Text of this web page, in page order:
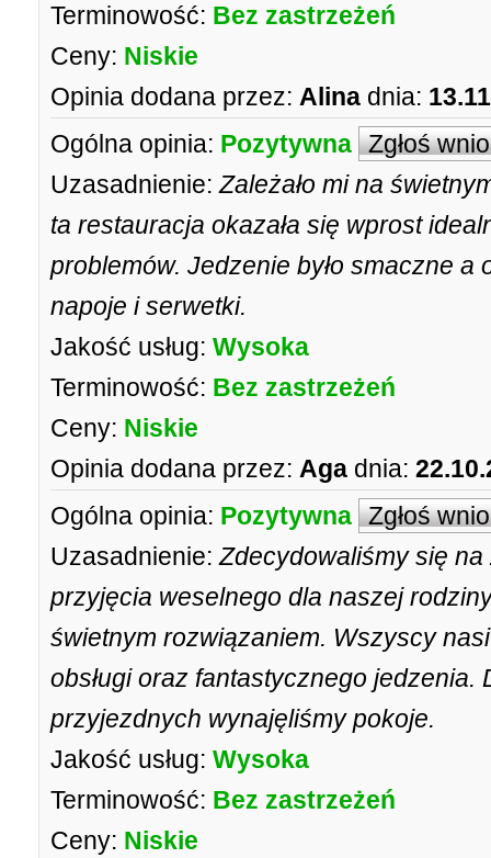
Terminowość: Bez zastrzeżeń
Ceny: Niskie
Opinia dodana przez: Alina dnia:
Ogólna opinia: Pozytywna Zgłoś
Uzasadnienie: Zależało mi na
ta restauracja okazała się wprost
problemów. Jedzenie było smaczne a
napoje i serwetki.
Jakość usług: Wysoka
Terminowość: Bez zastrzeżeń
Ceny: Niskie
Opinia dodana przez: Aga dnia:
Ogólna opinia: Pozytywna Zgłoś
Uzasadnienie: Zdecydowaliśmy się
przyjęcia weselnego dla naszej
świetnym rozwiązaniem. Wszyscy
obsługi oraz fantastycznego jedzenia.
przyjezdnych wynajęliśmy pokoje.
Jakość usług: Wysoka
Terminowość: Bez zastrzeżeń
Ceny: Niskie